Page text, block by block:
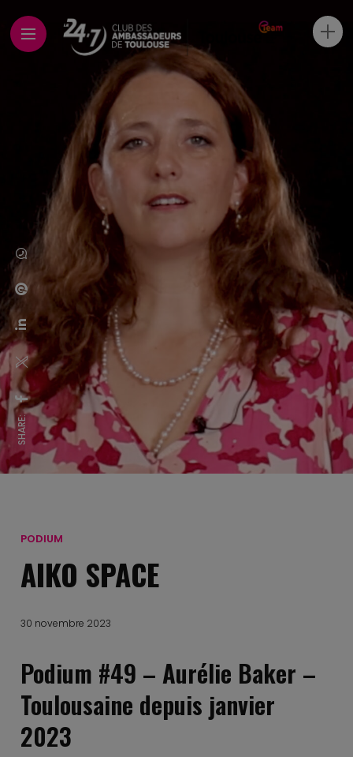
SHARE:
PODIUM
AIKO SPACE
30 novembre 2023
Podium #49 – Aurélie Baker –
Toulousaine depuis janvier
2023